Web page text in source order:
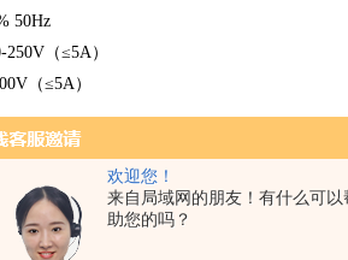
欢迎您！
来自局域网的朋友！有什么可以
助您的吗？
50Hz
（≤5A）
≤5A）
0-200A 0.1A DC0.1A